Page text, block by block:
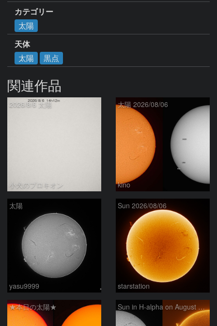
カテゴリー
太陽
天体
太陽
黒点
関連作品
2026/8/6 太陽
小犬のプロキオン
太陽 2026/08/06
kino
太陽
yasu9999
Sun 2026/08/06
starstation
★本日の太陽★ Sun in H-alpha on August 6, 2026